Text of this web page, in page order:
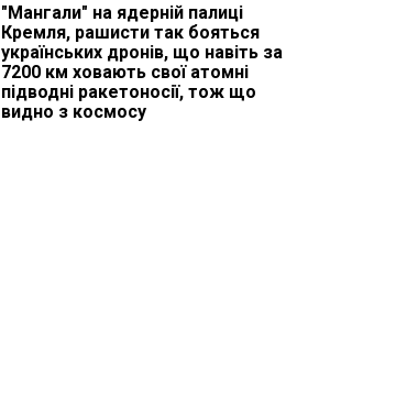
"Мангали" на ядерній палиці
Кремля, рашисти так бояться
українських дронів, що навіть за
7200 км ховають свої атомні
підводні ракетоносії, тож що
видно з космосу